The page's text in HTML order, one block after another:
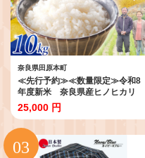
奈良県田原本町
≪先行予約≫≪数量限定≫令和8
年度新米 奈良県産ヒノヒカリ
10kg ／ ひのひかり 白米 国産 ご
飯 ごはん ヒロちゃんファーム 米
精米 新米 減農薬栽培 奈良県 田原
本町
25,000 円